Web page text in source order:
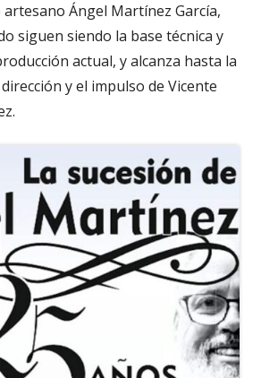
Ángel Martínez García,
siguen siendo la base técnica y
actual, y alcanza hasta la
y el impulso de Vicente